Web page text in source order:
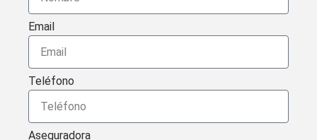
Email
Teléfono
Aseguradora